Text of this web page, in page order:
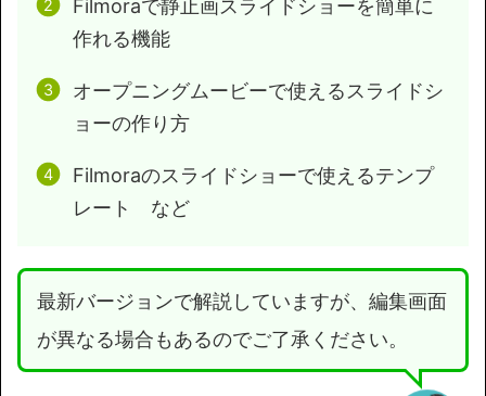
Filmoraで静止画スライドショーを簡単に
作れる機能
オープニングムービーで使えるスライドシ
ョーの作り方
Filmoraのスライドショーで使えるテンプ
レート など
最新バージョンで解説していますが、編集画面
が異なる場合もあるのでご了承ください。